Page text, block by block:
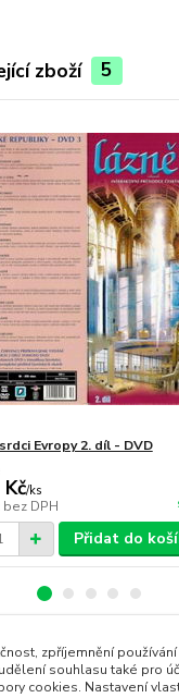
zboží 5
Evropy 2. díl - DVD
/ks
bez DPH
Přidat do
v kategoriích
zpříjemnění
souhlasu také pro
cookies. Nastavení